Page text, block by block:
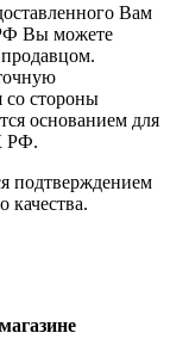
Вам
РФ Вы можете
со стороны
основанием для
РФ.
подтверждением
качества.